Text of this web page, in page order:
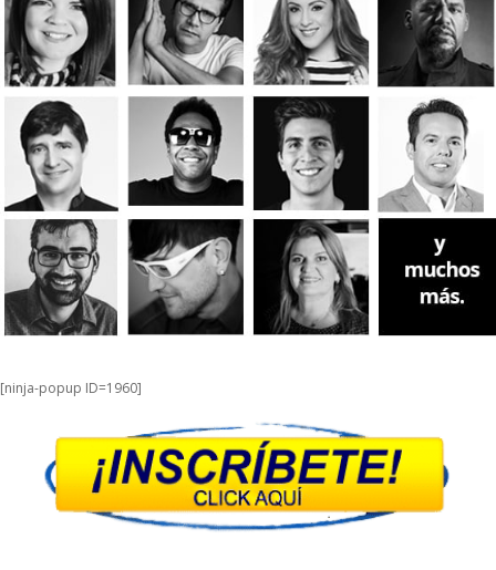
[ninja-popup ID=1960]